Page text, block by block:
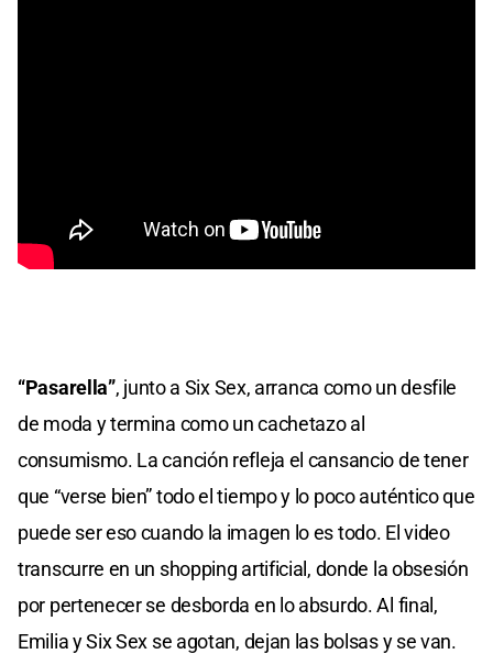
“Pasarella”, junto a Six Sex, arranca como un desfile
de moda y termina como un cachetazo al
consumismo. La canción refleja el cansancio de tener
que “verse bien” todo el tiempo y lo poco auténtico que
puede ser eso cuando la imagen lo es todo. El video
transcurre en un shopping artificial, donde la obsesión
por pertenecer se desborda en lo absurdo. Al final,
Emilia y Six Sex se agotan, dejan las bolsas y se van.